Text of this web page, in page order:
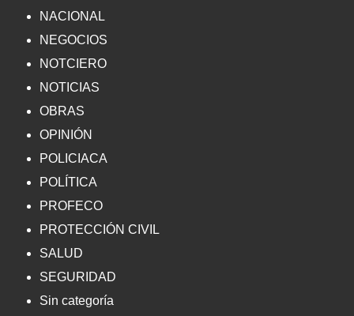
NACIONAL
NEGOCIOS
NOTCIERO
NOTICIAS
OBRAS
OPINIÓN
POLICIACA
POLÍTICA
PROFECO
PROTECCIÓN CIVIL
SALUD
SEGURIDAD
Sin categoría